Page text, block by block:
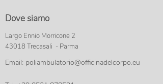
Dove siamo
Largo Ennio Morricone 2
43018 Trecasali - Parma
Email: poliambulatorio@officinadelcorpo.eu